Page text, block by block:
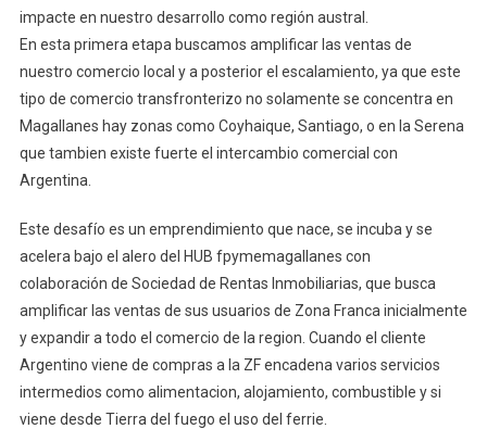
impacte en nuestro desarrollo como región austral.
En esta primera etapa buscamos amplificar las ventas de
nuestro comercio local y a posterior el escalamiento, ya que este
tipo de comercio transfronterizo no solamente se concentra en
Magallanes hay zonas como Coyhaique, Santiago, o en la Serena
que tambien existe fuerte el intercambio comercial con
Argentina.
Este desafío es un emprendimiento que nace, se incuba y se
acelera bajo el alero del HUB fpymemagallanes con
colaboración de Sociedad de Rentas Inmobiliarias, que busca
amplificar las ventas de sus usuarios de Zona Franca inicialmente
y expandir a todo el comercio de la region. Cuando el cliente
Argentino viene de compras a la ZF encadena varios servicios
intermedios como alimentacion, alojamiento, combustible y si
viene desde Tierra del fuego el uso del ferrie.